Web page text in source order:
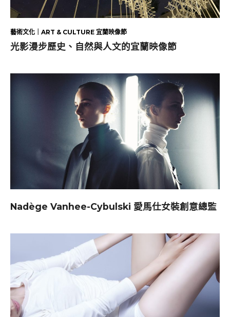
藝術文化｜ART & CULTURE 宜蘭映像節
光影漫步歷史、自然與人文的宜蘭映像節
Nadège Vanhee-Cybulski 愛馬仕女裝創意總監